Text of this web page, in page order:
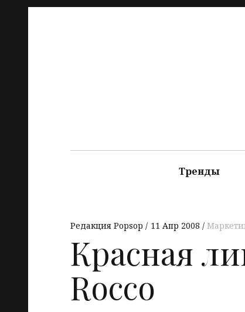
Тренды
Редакция Popsop 11 Апр 2008
Красная
Rocco